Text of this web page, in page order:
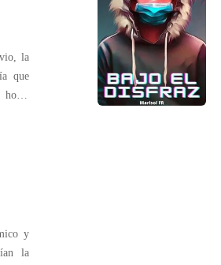
la
que
y
la